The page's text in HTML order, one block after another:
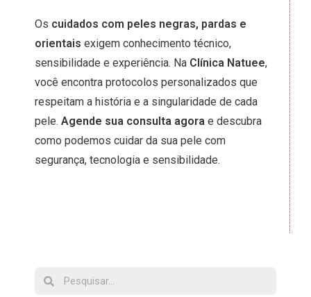
Os cuidados com peles negras, pardas e
orientais exigem conhecimento técnico,
sensibilidade e experiência. Na Clínica Natuee,
você encontra protocolos personalizados que
respeitam a história e a singularidade de cada
pele. Agende sua consulta agora e descubra
como podemos cuidar da sua pele com
segurança, tecnologia e sensibilidade.